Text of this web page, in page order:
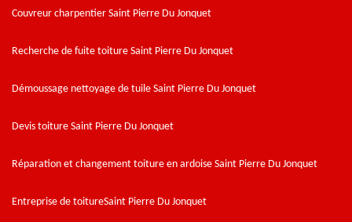
Couvreur charpentier Saint Pierre Du Jonquet
Recherche de fuite toiture Saint Pierre Du Jonquet
Démoussage nettoyage de tuile Saint Pierre Du Jonquet
Devis toiture Saint Pierre Du Jonquet
Réparation et changement toiture en ardoise Saint Pierre Du Jonquet
Entreprise de toitureSaint Pierre Du Jonquet